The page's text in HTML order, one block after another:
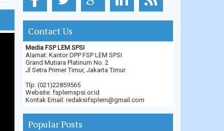
Contact Us
Media FSP LEM SPSI
Alamat: Kantor DPP FSP LEM SPSI
Grand Mutiara Platinum No. 2
Jl Setra Primer Timur, Jakarta Timur
Tlp: (021)22859565
Website: fsplemspsi.or.id
Kontak Email: redaksifsplem@gmail.com
Popular Posts